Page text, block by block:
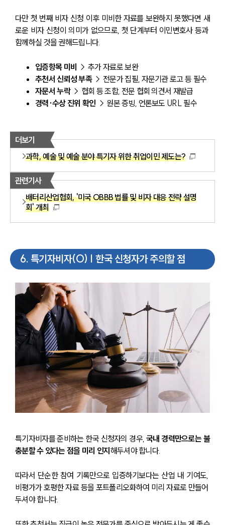
다만 첫 번째 비자 신청 이후 미비한 자료를 보완하지 못했다면 새
로운 비자 신청이 의미가 없으므로, 첫 단계부터 이민변호사 등과
함께하실 것을 권해드립니다.
입증항목 미비 → 추가 자료로 보완
추천서 신뢰성 부족 → 전문가 집필, 자문기관 로고 등 필수
자문서 누락 → 협회 등 조합, 전문 협회 의견서 재발급
경력·수상 진위 확인 → 원본 증빙, 언론보도 URL 필수
더보기
과학, 예술 및 예술 분야 특기자 위한 취업이민 제도는?
관련기사
배터리산업협회, '미국 OBBB 법률 및 비자 대응 전략 설명
회' 개최
6. 특기자비자(O) | 한국 신청자가 주의할 점
특기자비자를 준비하는 한국 신청자의 경우, 국내 경력만으로는 불
충분할 수 있다는 점을 미리 인지 해두셔야 합니다.
따라서 단순한 참여 기록만으로 입증하기보다는 산업 내 기여도,
비평가가 호평한 자료 등을 포트폴리오화하여 미리 자료로 만들어
두셔야 합니다.